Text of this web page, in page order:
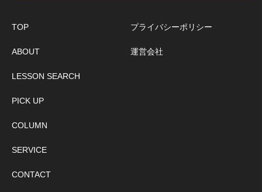
TOP
ABOUT
LESSON SEARCH
PICK UP
COLUMN
SERVICE
CONTACT
プライバシーポリシー
運営会社